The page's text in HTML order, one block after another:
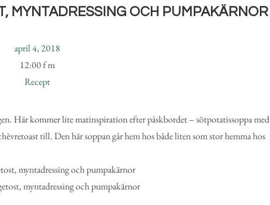
MYNTADRESSING OCH PUMPAKÄRNOR
april 4, 2018
12:00 f m
Recept
Här kommer lite matinspiration efter påskbordet – sötpotatissoppa med
till. Den här soppan går hem hos både liten som stor hemma hos